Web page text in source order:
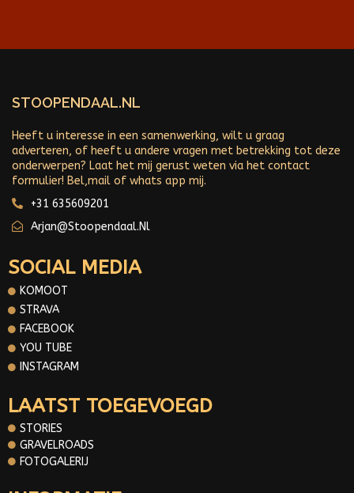
STOOPENDAAL.NL
Heeft u interesse in een samenwerking, wilt u graag
adverteren, of heeft u andere vragen met betrekking tot deze
onderwerpen? Laat het mij gerust weten via het contact
formulier! Bel,mail of whats app mij.
+31 635609201
Arjan@stoopendaal.nl
SOCIAL MEDIA
KOMOOT
STRAVA
FACEBOOK
YOU TUBE
INSTAGRAM
LAATST TOEGEVOEGD
STORIES
GRAVELROADS
FOTOGALERIJ